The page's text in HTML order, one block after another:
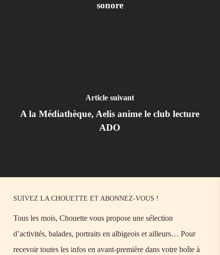
sonore
Article suivant
A la Médiathèque, Aelis anime le club lecture
ADO
SUIVEZ LA CHOUETTE ET ABONNEZ-VOUS !
Tous les mois, Chouette vous propose une sélection
d’activités, balades, portraits en albigeois et ailleurs… Pour
recevoir toutes les infos en avant-première dans votre boîte à